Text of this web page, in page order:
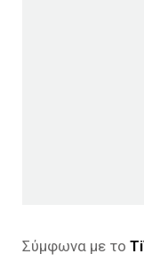
Σύμφωνα με το